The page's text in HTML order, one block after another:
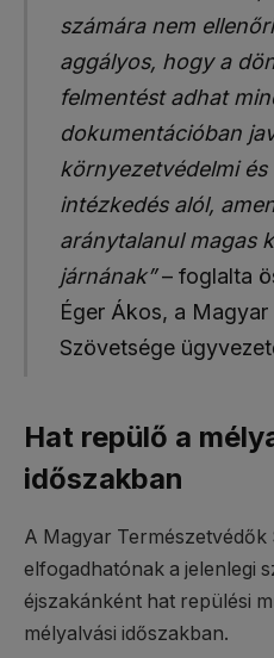
számára nem
aggályos, hogy a
felmentést adhat
dokumentációban
környezetvédelmi és
intézkedés alól,
aránytalanul magas
járnának”– foglalta
Éger Ákos, a
Szövetsége
Hat repülő a
időszakban
A Magyar Természetvédők
elfogadhatónak a jelenlegi
éjszakánként hat repülési
mélyalvási időszakban.